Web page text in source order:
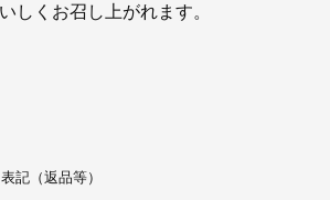
しくお召し上がれます。
記（返品等）